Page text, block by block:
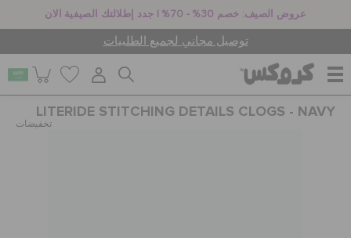
عروض الصيف: خصم 30% - 70% | جدد إطلالتك الصيفية الان
توصيل مجاني لجميع الطلبيات
LITERIDE STITCHING DETAILS CLOGS - NAVY
تخفيضات